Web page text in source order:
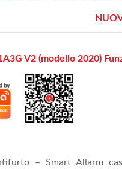
V2 (modello 2020)
– Smart Allarm